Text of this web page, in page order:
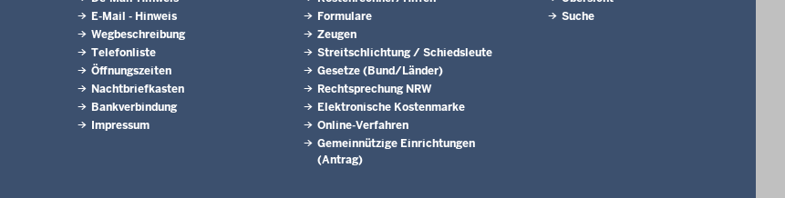
E-Mail - Hinweis
Wegbeschreibung
Telefonliste
Öffnungszeiten
Nachtbriefkasten
Bankverbindung
Impressum
Formulare
Zeugen
Streitschlichtung / Schiedsleute
Gesetze (Bund/Länder)
Rechtsprechung NRW
Elektronische Kostenmarke
Online-Verfahren
Gemeinnützige Einrichtungen
(Antrag)
Suche